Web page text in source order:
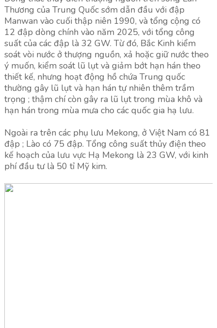
Thương của Trung Quốc sớm dẫn đầu với đập
Manwan vào cuối thập niên 1990, và tổng cộng có
12 đập dòng chính vào năm 2025, với tổng công
suất của các đập là 32 GW. Từ đó, Bắc Kinh kiểm
soát vòi nước ở thượng nguồn, xả hoặc giữ nước theo
ý muốn, kiểm soát lũ lụt và giảm bớt hạn hán theo
thiết kế, nhưng hoạt động hồ chứa Trung quốc
thường gây lũ lụt và hạn hán tự nhiên thêm trầm
trọng ; thậm chí còn gây ra lũ lụt trong mùa khô và
hạn hán trong mùa mưa cho các quốc gia hạ lưu.
Ngoài ra trên các phụ lưu Mekong, ở Việt Nam có 81
đập ; Lào có 75 đập. Tổng công suất thủy điện theo
kế hoạch của lưu vực Hạ Mekong là 23 GW, với kinh
phí đầu tư là 50 tỉ Mỹ kim.